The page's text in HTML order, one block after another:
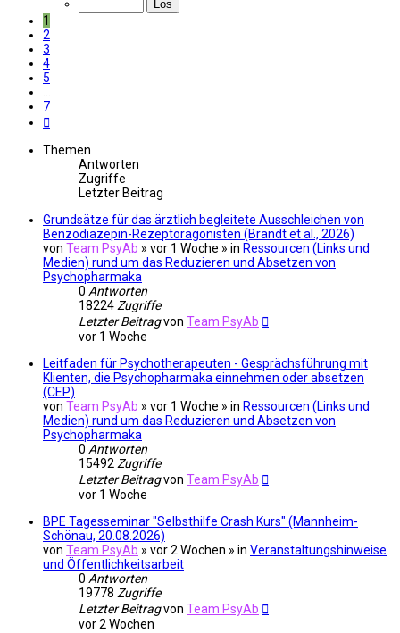
7
1
2
3
4
5
7
Themen
Antworten
Zugriffe
Letzter Beitrag
Grundsätze für das ärztlich begleitete Ausschleichen von
Benzodiazepin-Rezeptoragonisten (Brandt et al., 2026)
von Team PsyAb » vor 1 Woche » in Ressourcen (Links und
Medien) rund um das Reduzieren und Absetzen von
Psychopharmaka
0 Antworten
18224 Zugriffe
Letzter Beitragvon Team PsyAb
vor 1 Woche
Leitfaden für Psychotherapeuten - Gesprächsführung mit
Klienten, die Psychopharmaka einnehmen oder absetzen
(CEP)
von Team PsyAb » vor 1 Woche » in Ressourcen (Links und
Medien) rund um das Reduzieren und Absetzen von
Psychopharmaka
0 Antworten
15492 Zugriffe
Letzter Beitragvon Team PsyAb
vor 1 Woche
BPE Tagesseminar "Selbsthilfe Crash Kurs" (Mannheim-
Schönau, 20.08.2026)
von Team PsyAb » vor 2 Wochen » in Veranstaltungshinweise
und Öffentlichkeitsarbeit
0 Antworten
19778 Zugriffe
Letzter Beitragvon Team PsyAb
vor 2 Wochen